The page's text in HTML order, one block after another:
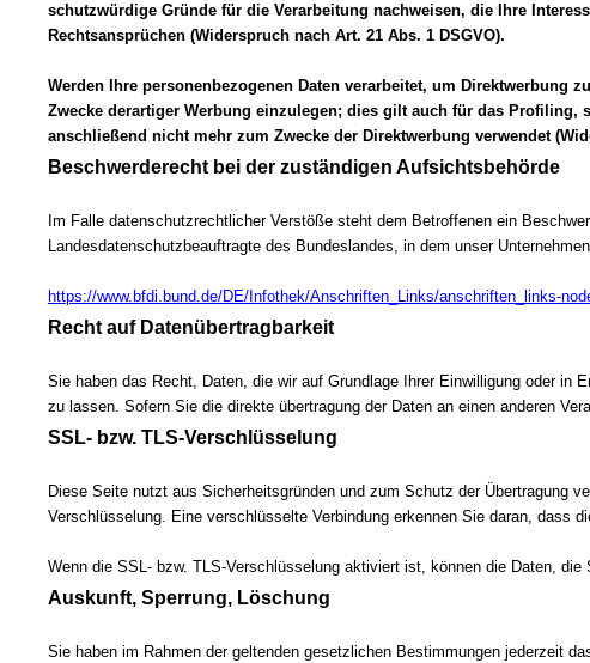
schutzwürdige Gründe für die Verarbeitung nachweisen, die Ihre
Rechtsansprüchen (Widerspruch nach Art. 21 Abs. 1 DSGVO).
Werden Ihre personenbezogenen Daten verarbeitet, um Direktwerbung
Zwecke derartiger Werbung einzulegen; dies gilt auch für das Profiling,
anschließend nicht mehr zum Zwecke der Direktwerbung verwendet
Beschwerderecht bei der zuständigen Aufsichtsbehörde
Im Falle datenschutzrechtlicher Verstöße steht dem Betroffenen ein
Landesdatenschutzbeauftragte des Bundeslandes, in dem unser
https://www.bfdi.bund.de/DE/Infothek/Anschriften_Links/anschriften_links-
Recht auf Datenübertragbarkeit
Sie haben das Recht, Daten, die wir auf Grundlage Ihrer Einwilligung oder in
zu lassen. Sofern Sie die direkte übertragung der Daten an einen anderen
SSL- bzw. TLS-Verschlüsselung
Diese Seite nutzt aus Sicherheitsgründen und zum Schutz der Übertragung
Verschlüsselung. Eine verschlüsselte Verbindung erkennen Sie daran, dass
Wenn die SSL- bzw. TLS-Verschlüsselung aktiviert ist, können die Daten,
Auskunft, Sperrung, Löschung
Sie haben im Rahmen der geltenden gesetzlichen Bestimmungen jederzeit